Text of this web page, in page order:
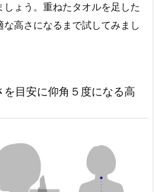
ょう。重ねたタオルを足した
高さになるまで試してみまし
目安に仰角５度になる高